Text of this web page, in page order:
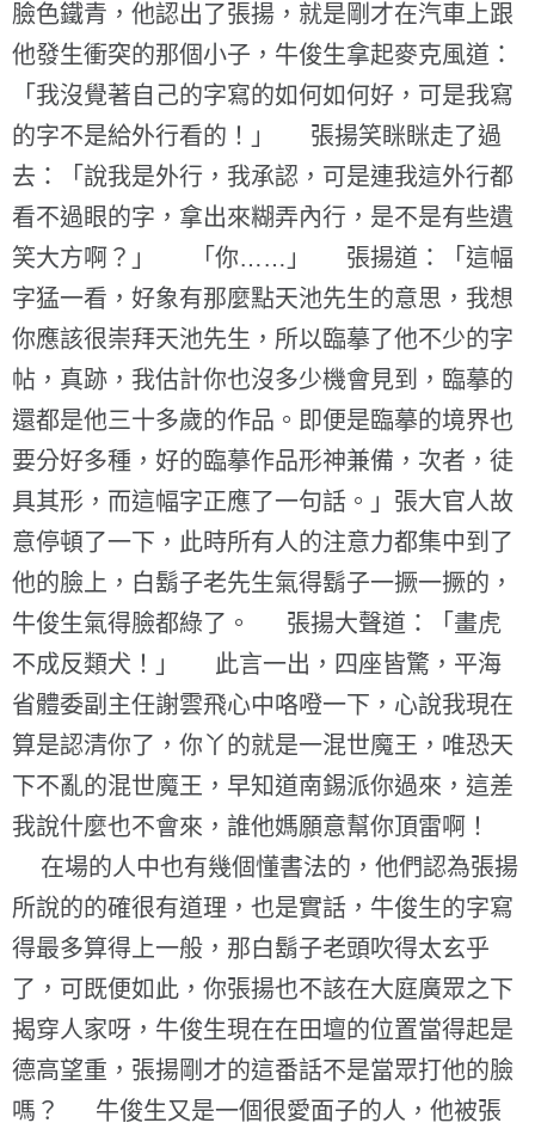
臉色鐵青，他認出了張揚，就是剛才在汽車上跟
他發生衝突的那個小子，牛俊生拿起麥克風道：
「我沒覺著自己的字寫的如何如何好，可是我寫
的字不是給外行看的！」 張揚笑眯眯走了過
去：「說我是外行，我承認，可是連我這外行都
看不過眼的字，拿出來糊弄內行，是不是有些遺
笑大方啊？」 「你……」 張揚道：「這幅
字猛一看，好象有那麼點天池先生的意思，我想
你應該很崇拜天池先生，所以臨摹了他不少的字
帖，真跡，我估計你也沒多少機會見到，臨摹的
還都是他三十多歲的作品。即便是臨摹的境界也
要分好多種，好的臨摹作品形神兼備，次者，徒
具其形，而這幅字正應了一句話。」張大官人故
意停頓了一下，此時所有人的注意力都集中到了
他的臉上，白鬍子老先生氣得鬍子一撅一撅的，
牛俊生氣得臉都綠了。 張揚大聲道：「畫虎
不成反類犬！」 此言一出，四座皆驚，平海
省體委副主任謝雲飛心中咯噔一下，心說我現在
算是認清你了，你丫的就是一混世魔王，唯恐天
下不亂的混世魔王，早知道南錫派你過來，這差
我說什麼也不會來，誰他媽願意幫你頂雷啊！
在場的人中也有幾個懂書法的，他們認為張揚
所說的的確很有道理，也是實話，牛俊生的字寫
得最多算得上一般，那白鬍子老頭吹得太玄乎
了，可既便如此，你張揚也不該在大庭廣眾之下
揭穿人家呀，牛俊生現在在田壇的位置當得起是
德高望重，張揚剛才的這番話不是當眾打他的臉
嗎？ 牛俊生又是一個很愛面子的人，他被張